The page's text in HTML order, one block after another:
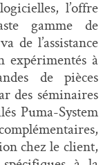
l’offre
gamme de
de l’assistance
expérimentés à
de pièces
des séminaires
Puma-System
chez le client,